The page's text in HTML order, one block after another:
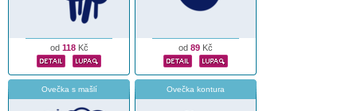
od 118Kč od 89 Kč
Ovečka s mašlí Ovečka kontura